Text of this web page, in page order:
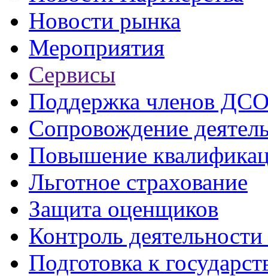
Новости рынка
Мероприятия
Сервисы
Поддержка членов
Сопровождение
Повышение
Льготное страхование
Защита оценщиков
Контроль
Подготовка к